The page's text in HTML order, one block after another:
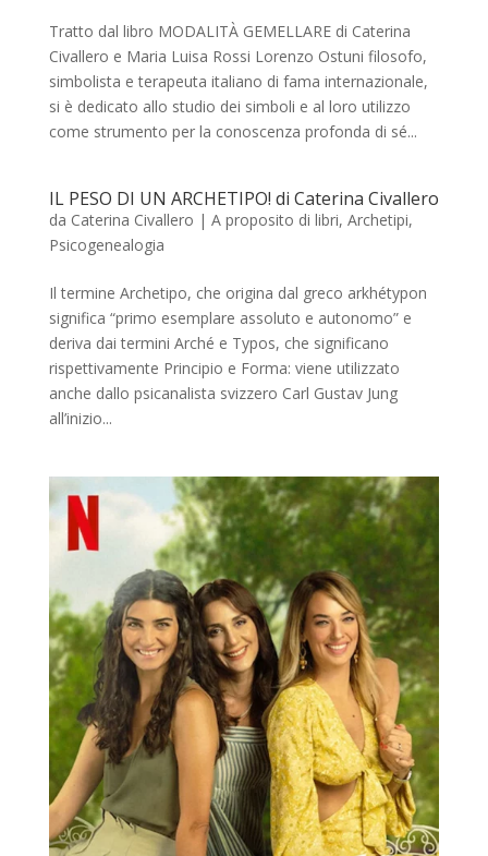
Tratto dal libro MODALITÀ GEMELLARE di Caterina
Civallero e Maria Luisa Rossi Lorenzo Ostuni filosofo,
simbolista e terapeuta italiano di fama internazionale,
si è dedicato allo studio dei simboli e al loro utilizzo
come strumento per la conoscenza profonda di sé...
IL PESO DI UN ARCHETIPO! di Caterina Civallero
da Caterina Civallero | A proposito di libri, Archetipi,
Psicogenealogia
Il termine Archetipo, che origina dal greco arkhétypon
significa “primo esemplare assoluto e autonomo” e
deriva dai termini Arché e Typos, che significano
rispettivamente Principio e Forma: viene utilizzato
anche dallo psicanalista svizzero Carl Gustav Jung
all’inizio...